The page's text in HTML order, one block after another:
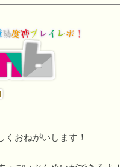
おねがいします！